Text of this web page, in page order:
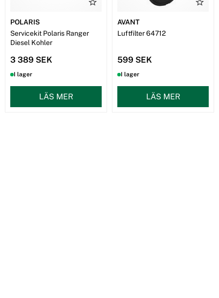
POLARIS
Servicekit Polaris Ranger
Diesel Kohler
3 389 SEK
I lager
LÄS MER
AVANT
Luftfilter 64712
599 SEK
I lager
LÄS MER